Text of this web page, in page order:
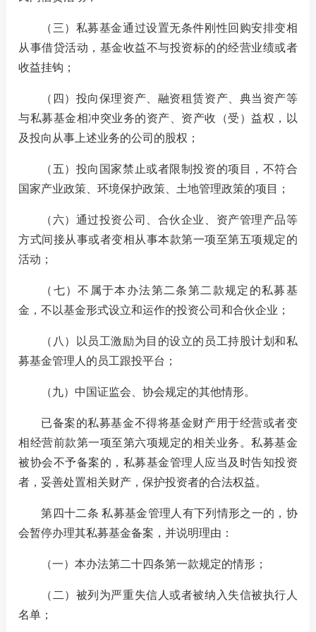
（三）私募基金通过设置无条件刚性回购安排变相
从事借贷活动，基金收益不与投资标的的经营业绩或者
收益挂钩；
（四）投向保理资产、融资租赁资产、典当资产等
与私募基金相冲突业务的资产、资产收（受）益权，以
及投向从事上述业务的公司的股权；
（五）投向国家禁止或者限制投资的项目，不符合
国家产业政策、环境保护政策、土地管理政策的项目；
（六）通过投资公司、合伙企业、资产管理产品等
方式间接从事或者变相从事本款第一项至第五项规定的
活动；
（七）不属于本办法第二条第二款规定的私募基
金，不以基金形式设立和运作的投资公司和合伙企业；
（八）以员工激励为目的设立的员工持股计划和私
募基金管理人的员工跟投平台；
（九）中国证监会、协会规定的其他情形。
已备案的私募基金不得将基金财产用于经营或者变
相经营前款第一项至第六项规定的相关业务。私募基金
被协会不予备案的，私募基金管理人应当及时告知投资
者，妥善处置相关财产，保护投资者的合法权益。
第四十二条 私募基金管理人有下列情形之一的，协
会暂停办理其私募基金备案，并说明理由：
（一）本办法第二十四条第一款规定的情形；
（二）被列为严重失信人或者被纳入失信被执行人
名单；